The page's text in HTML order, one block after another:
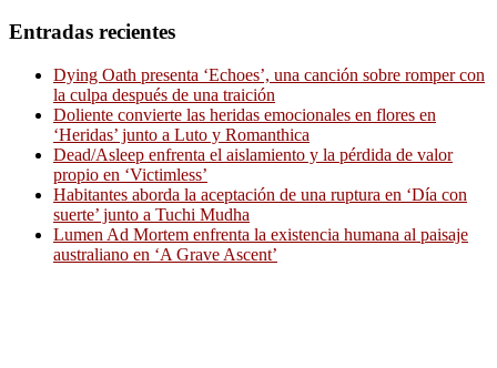
Entradas recientes
Dying Oath presenta ‘Echoes’, una canción sobre romper con
la culpa después de una traición
Doliente convierte las heridas emocionales en flores en
‘Heridas’ junto a Luto y Romanthica
Dead/Asleep enfrenta el aislamiento y la pérdida de valor
propio en ‘Victimless’
Habitantes aborda la aceptación de una ruptura en ‘Día con
suerte’ junto a Tuchi Mudha
Lumen Ad Mortem enfrenta la existencia humana al paisaje
australiano en ‘A Grave Ascent’